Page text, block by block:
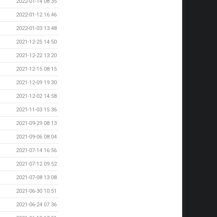
2022-01-12 16:46
2022-01-03 13:48
2021-12-25 14:50
2021-12-22 13:20
2021-12-15 08:15
2021-12-09 19:30
2021-12-02 14:58
2021-11-03 15:36
2021-09-29 08:13
2021-09-06 08:04
2021-07-14 16:56
2021-07-12 09:52
2021-07-08 13:08
2021-06-30 10:51
2021-06-24 07:36